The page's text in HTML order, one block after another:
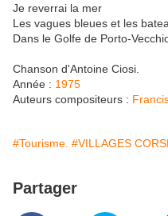
Je reverrai la mer
Les vagues bleues et les
Dans le Golfe de Porto-
Chanson d'Antoine Ciosi.
Année : 1975
Auteurs compositeurs :
#Tourisme. #VILLAGES
Partager